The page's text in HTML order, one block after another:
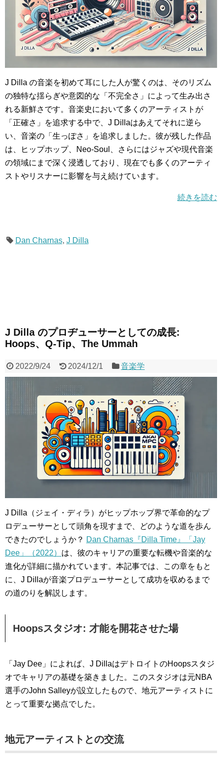
J Dilla の音楽を初めて耳にした人が驚くのは、そのリズム
の独特な揺らぎや意図的な「不完全さ」によって生み出さ
れる新鮮さです。音楽史において多くのアーティストが
「正確さ」を追求する中で、J Dillaはあえてそれに逆ら
い、音楽の「生っぽさ」を追求しました。彼が残した作品
は、ヒップホップ、Neo-Soul、さらにはジャズや現代音楽
の領域にまで深く浸透しており、現在でも多くのアーティ
ストやリスナーに影響を与え続けています。
続きを読む
Dan Charnas, J Dilla
J Dilla のプロヂューサーとしての成長:
Hoops、Q-Tip、The Ummah
2022/9/24 2024/12/1 音楽学
J Dilla（ジェイ・ディラ）がヒップホップ界で革命的なプ
ロデューサーとして頭角を現すまで、どのような道を歩ん
できたのでしょうか？ Dan Charnas『Dilla Time』「Jay
Dee」（2022） は、彼のキャリアの重要な転機や音楽的な
進化が詳細に描かれています。本記事では、この章をもと
に、J Dillaが音楽プロデューサーとして成功を収めるまで
の道のりを解説します。
Hoopsスタジオ: 才能を開花させた場
「Jay Dee」によれば、J DillaはデトロイトのHoopsスタジ
オでキャリアの基礎を築きました。このスタジオは元NBA
選手のJohn Salleyが設立したもので、地元アーティストに
とって重要な拠点でした。
地元アーティストとの交流